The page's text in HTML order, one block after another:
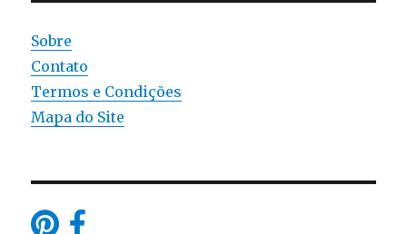
Sobre
Contato
Termos e Condições
Mapa do Site